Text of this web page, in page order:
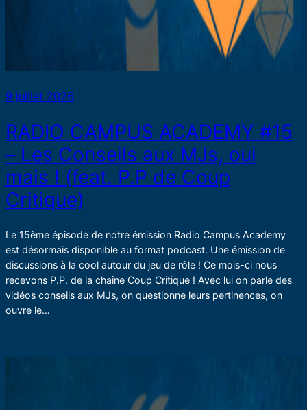
9 juillet 2026
RADIO CAMPUS ACADEMY #15
– Les Conseils aux MJs, oui
mais ! (feat. P.P de Coup
Critique)
Le 15ème épisode de notre émission Radio Campus Academy
est désormais disponible au format podcast. Une émission de
discussions à la cool autour du jeu de rôle ! Ce mois-ci nous
recevons P.P. de la chaîne Coup Critique ! Avec lui on parle des
vidéos conseils aux MJs, on questionne leurs pertinences, on
ouvre le…